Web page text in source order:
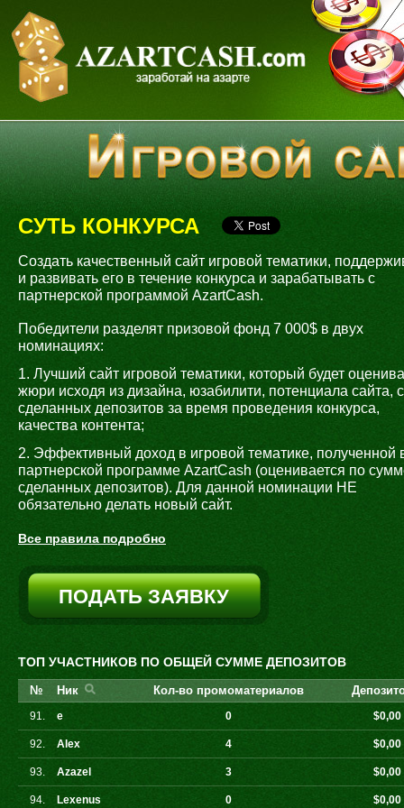
СУТЬ КОНКУРСА
Создать качественный сайт игровой тематики,
и развивать его в течение конкурса и зарабатывать с
партнерской программой AzartCash.
Победители разделят призовой фонд 7 000$ в двух
номинациях:
1. Лучший сайт игровой тематики, который будет
жюри исходя из дизайна, юзабилити, потенциала сайта,
сделанных депозитов за время проведения конкурса,
качества контента;
2. Эффективный доход в игровой тематике, полученной
партнерской программе AzartCash (оценивается по
сделанных депозитов). Для данной номинации НЕ
обязательно делать новый сайт.
Все правила подробно
ПОДАТЬ ЗАЯВКУ
ТОП УЧАСТНИКОВ ПО ОБЩЕЙ СУММЕ ДЕПОЗИТОВ
№ Ник Кол-во промоматериалов
91. e 0 $0,00
92. Alex 4 $0,00
93. Azazel 3 $0,00
94. Lexenus 0 $0,00